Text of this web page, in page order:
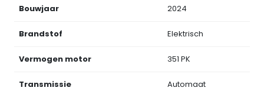
Bouwjaar 2024
Brandstof Elektrisch
Vermogen motor 351 PK
Transmissie Automaat